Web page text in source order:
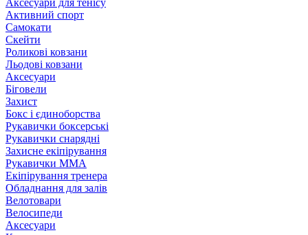
Аксесуари для тенісу
Активний спорт
Самокати
Скейти
Роликові ковзани
Льодові ковзани
Аксесуари
Біговели
Захист
Бокс і єдиноборства
Рукавички боксерські
Рукавички снарядні
Захисне екіпірування
Рукавички ММА
Екіпірування тренера
Обладнання для залів
Велотовари
Велосипеди
Аксесуари